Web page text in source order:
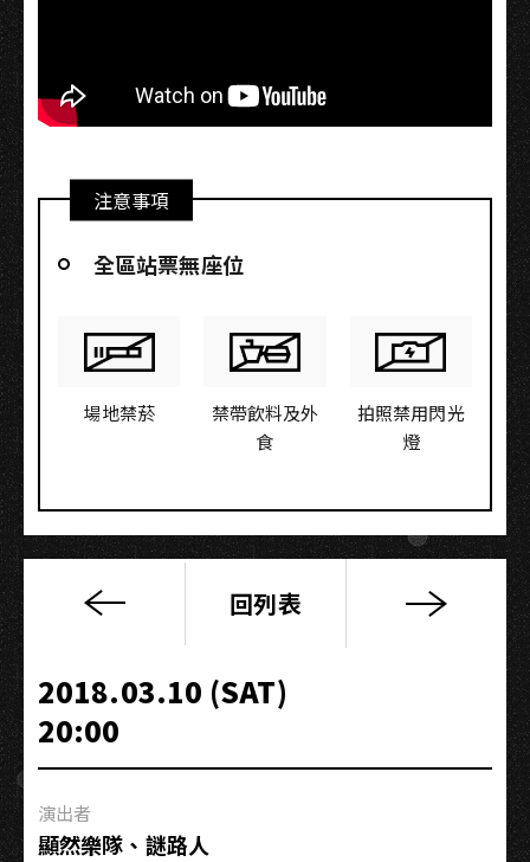
注意事項
全區站票無座位
場地禁菸
禁帶飲料及外
食
拍照禁用閃光
燈
日
來
襲
J
Tsunami
回列表
2018.03.10 (SAT)
20:00
演出者
顯然樂隊、謎路人